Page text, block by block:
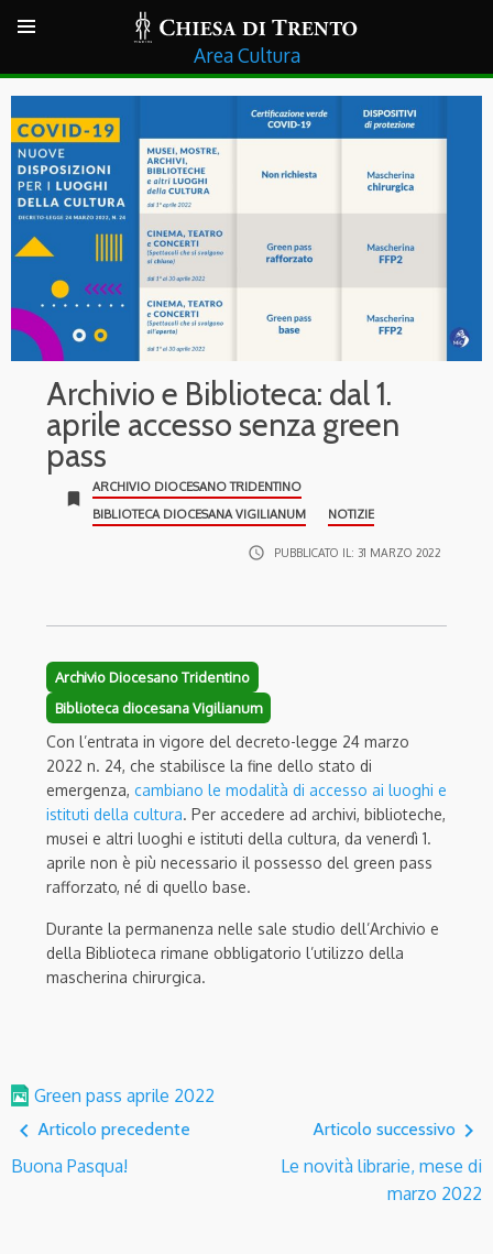
Cultura
Archivio e Biblioteca: dal 1.
aprile accesso senza green
pass
bookmark
ARCHIVIO DIOCESANO TRIDENTINO
BIBLIOTECA DIOCESANA VIGILIANUM
NOTIZIE
access_time PUBBLICATO IL: 31 MARZO 2022
Archivio Diocesano Tridentino
Biblioteca diocesana Vigilianum
Con l’entrata in vigore del decreto-legge 24 marzo
2022 n. 24, che stabilisce la fine dello stato di
emergenza, cambiano le modalità di accesso ai luoghi e
istituti della cultura. Per accedere ad archivi, biblioteche,
musei e altri luoghi e istituti della cultura, da venerdì 1.
aprile non è più necessario il possesso del green pass
rafforzato, né di quello base.
Durante la permanenza nelle sale studio dell’Archivio e
della Biblioteca rimane obbligatorio l’utilizzo della
mascherina chirurgica.
Green pass aprile 2022
navigate_before Articolo precedente
Buona Pasqua!
Articolo successivo navigate_next
Le novità librarie, mese di
marzo 2022